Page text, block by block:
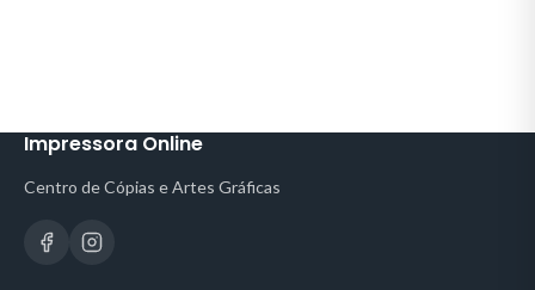
Impressora Online
Centro de Cópias e Artes Gráficas